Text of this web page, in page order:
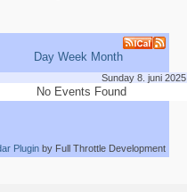
Skjold
Day Week Month
Sunday 8. juni 2025
No Events Found
Plugin by Full Throttle Development